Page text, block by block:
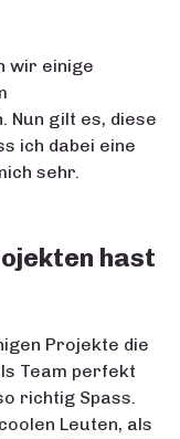
wir einige
Nun gilt es, diese
ich dabei eine
sehr.
hast
Projekte die
Team perfekt
richtig Spass.
Leuten, als